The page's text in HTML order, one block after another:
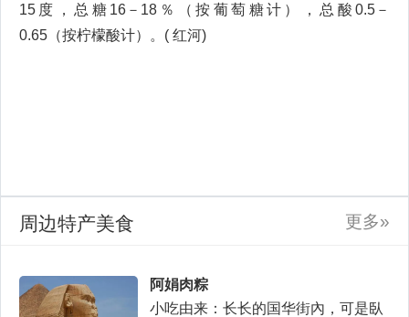
15度，总糖16－18％（按葡萄糖计），总酸0.5－
0.65（按柠檬酸计）。( 红河)
周边特产美食 更多»
阿娟肉粽
小吃由来：长长的国华街內，可是臥